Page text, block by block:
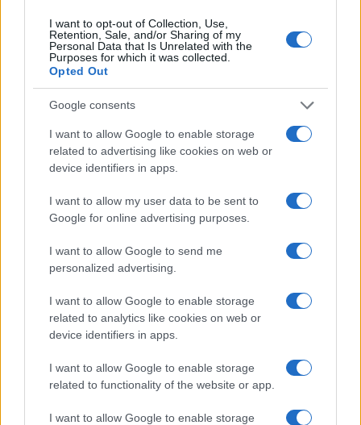
I want to opt-out of Collection, Use,
Retention, Sale, and/or Sharing of my
Personal Data that Is Unrelated with the
Purposes for which it was collected.
Opted Out
Google consents
I want to allow Google to enable storage
related to advertising like cookies on web or
device identifiers in apps.
I want to allow my user data to be sent to
Google for online advertising purposes.
I want to allow Google to send me
personalized advertising.
I want to allow Google to enable storage
related to analytics like cookies on web or
device identifiers in apps.
I want to allow Google to enable storage
related to functionality of the website or app.
I want to allow Google to enable storage
Livio Berruti, il velocista che fece sognare l’Italia: la
sua straordinaria carriera
ALTRI SPORT
Nuoto: l’Italia si prepara per gli Europei 2026 a Parigi